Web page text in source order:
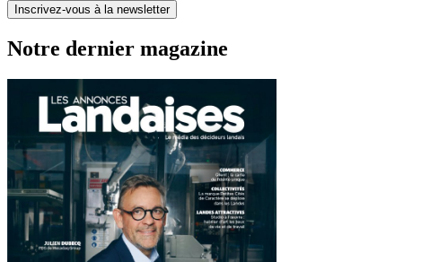
Inscrivez-vous à la newsletter
Notre dernier magazine